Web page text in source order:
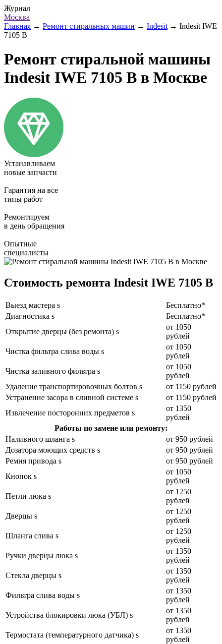
Журнал
Москва
Главная → Ремонт стиральных машин → Indesit → Indesit IWE
7105 B
Ремонт стиральной машины
Indesit IWE 7105 B в Москве
Устанавливаем
новые запчасти
Гарантия на все
типы работ
Ремонтируем
в день обращения
Опытные
специалисты
Стоимость ремонта Indesit IWE 7105 B
Выезд мастера s
Бесплатно*
Диагностика s
Бесплатно*
Открытие дверцы (без ремонта) s
от 1050
рублей
Чистка фильтра слива воды s
от 1050
рублей
Чистка заливного фильтра s
от 1050
рублей
Удаление транспортировочных болтов s
от 1150 рублей
Устранение засора в сливной системе s
от 1150 рублей
Извлечение посторонних предметов s
от 1350
рублей
Работы по замене или ремонту:
Наливного шланга s
от 950 рублей
Дозатора моющих средств s
от 950 рублей
Ремня привода s
от 950 рублей
Кнопок s
от 1050
рублей
Петли люка s
от 1250
рублей
Дверцы s
от 1250
рублей
Шланга слива s
от 1250
рублей
Ручки дверцы люка s
от 1350
рублей
Стекла дверцы s
от 1350
рублей
Фильтра слива воды s
от 1350
рублей
Устройства блокировки люка (УБЛ) s
от 1350
рублей
Термостата (температурного датчика) s
от 1350
рублей